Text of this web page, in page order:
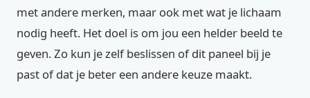
met andere merken, maar ook met wat je lichaam
nodig heeft. Het doel is om jou een helder beeld te
geven. Zo kun je zelf beslissen of dit paneel bij je
past of dat je beter een andere keuze maakt.